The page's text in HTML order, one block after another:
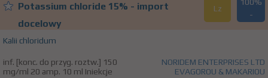
Potassium chloride 15% - import
docelowy
Lz
100%
-
Kalii chloridum
inf. [konc. do przyg. roztw.] 150
mg/ml 20 amp. 10 ml Iniekcje
NORIDEM ENTERPRISES LTD
EVAGOROU & MAKARIOU